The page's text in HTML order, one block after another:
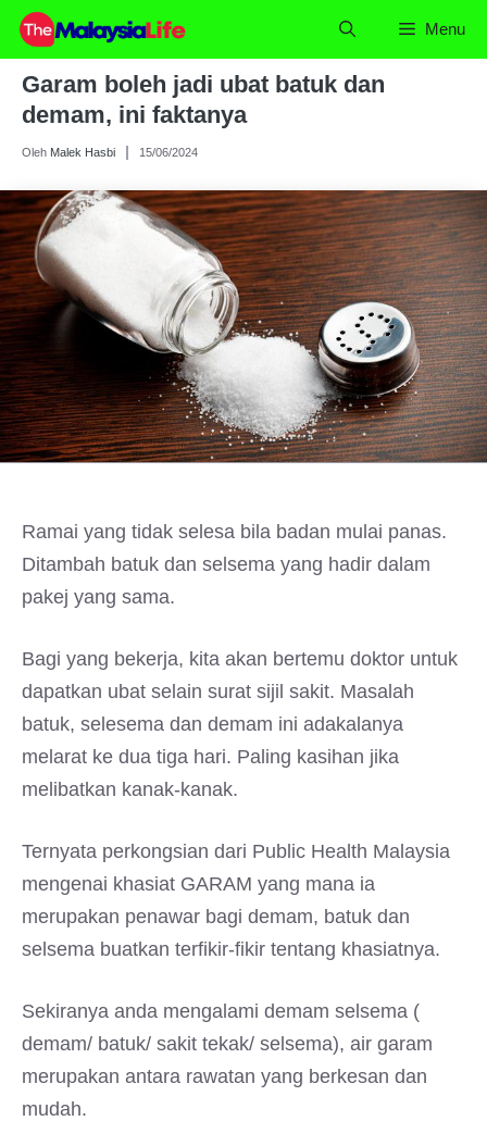
Skip
content
Menu
Garam boleh jadi ubat batuk dan
demam, ini faktanya
Oleh Malek Hasbi 15/06/2024
Ramai yang tidak selesa bila badan mulai panas.
Ditambah batuk dan selsema yang hadir dalam
pakej yang sama.
Bagi yang bekerja, kita akan bertemu doktor untuk
dapatkan ubat selain surat sijil sakit. Masalah
batuk, selesema dan demam ini adakalanya
melarat ke dua tiga hari. Paling kasihan jika
melibatkan kanak-kanak.
Ternyata perkongsian dari Public Health Malaysia
mengenai khasiat GARAM yang mana ia
merupakan penawar bagi demam, batuk dan
selsema buatkan terfikir-fikir tentang khasiatnya.
Sekiranya anda mengalami demam selsema (
demam/ batuk/ sakit tekak/ selsema), air garam
merupakan antara rawatan yang berkesan dan
mudah.